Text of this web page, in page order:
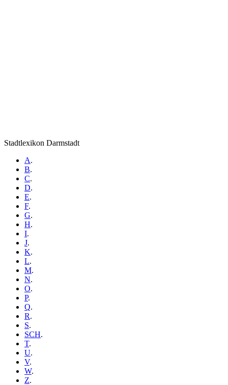
Stadtlexikon Darmstadt
A.
B.
C.
D.
E.
F.
G.
H.
I.
J.
K.
L.
M.
N.
O.
P.
Q.
R.
S.
SCH.
T.
U.
V.
W.
Z.